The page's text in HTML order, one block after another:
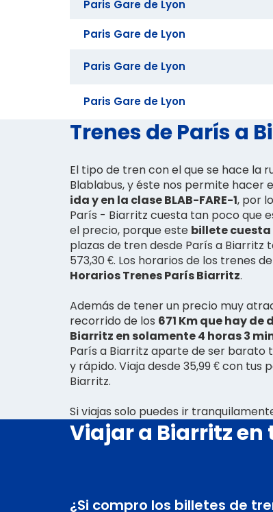
Paris Gare de Lyon
Paris Gare de Lyon
Paris Gare de Lyon
Paris Gare de Lyon
Trenes de París a
El tipo de tren con el que se hace la
Blablabus, y éste nos permite hacer
ida y en la clase BLAB-FARE-1, por
París - Biarritz cuesta tan poco que
el precio, porque este billete cuesta
plazas de tren desde París a Biarritz
573,30 €. Los horarios de los trenes
Horarios Trenes París Biarritz.
Además de tener un precio muy
recorrido de los 671 Km que hay
Biarritz en solamente 4 horas 3
París a Biarritz aparte de ser barato
y rápido. Viaja desde 35,99 € con tus
Biarritz.
Si viajas solo puedes ir
Viajar a Biarritz en
¿Si compro los billetes de